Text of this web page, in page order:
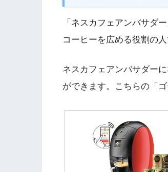
「ネスカフェアンバサダ
コーヒーを広める役割の人
ネスカフェアンバサダー
ができます。こちらの「